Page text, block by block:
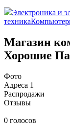
Электроника и
техника
Магазин
Хорошие
Фото
Адреса 1
Распродажи
Отзывы
0 голосов